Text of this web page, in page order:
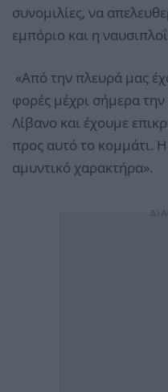
συνομιλίες, να
εμπόριο και η
«Από την πλευρά μας
φορές μέχρι σήμερα
Λίβανο και έχουμε
προς αυτό το κομμάτι. Η
αμυντικό χαρακτήρα».